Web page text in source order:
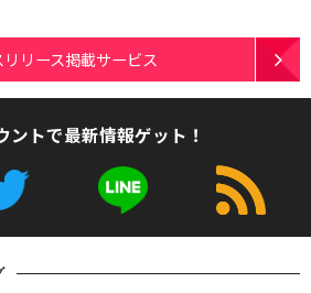
リース掲載サービス
ントで最新情報ゲット！